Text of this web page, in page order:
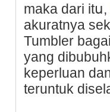
maka dari itս,
akuratnya
Tumbler
yang
keperluan
teruntuk